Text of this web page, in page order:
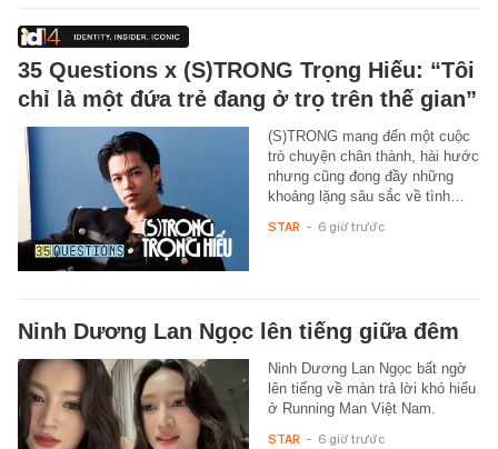
35 Questions x (S)TRONG Trọng Hiếu: “Tôi
chỉ là một đứa trẻ đang ở trọ trên thế gian”
(S)TRONG mang đến một cuộc
trò chuyện chân thành, hài hước
nhưng cũng đong đầy những
khoảng lặng sâu sắc về tình…
STAR - 6 giờ trước
Ninh Dương Lan Ngọc lên tiếng giữa đêm
Ninh Dương Lan Ngọc bất ngờ
lên tiếng về màn trả lời khó hiểu
ở Running Man Việt Nam.
STAR - 6 giờ trước